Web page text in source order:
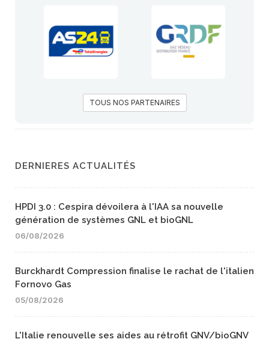
TOUS NOS PARTENAIRES
DERNIERES ACTUALITÉS
HPDI 3.0 : Cespira dévoilera à l'IAA sa nouvelle
génération de systèmes GNL et bioGNL
06/08/2026
Burckhardt Compression finalise le rachat de l'italien
Fornovo Gas
05/08/2026
L'Italie renouvelle ses aides au rétrofit GNV/bioGNV